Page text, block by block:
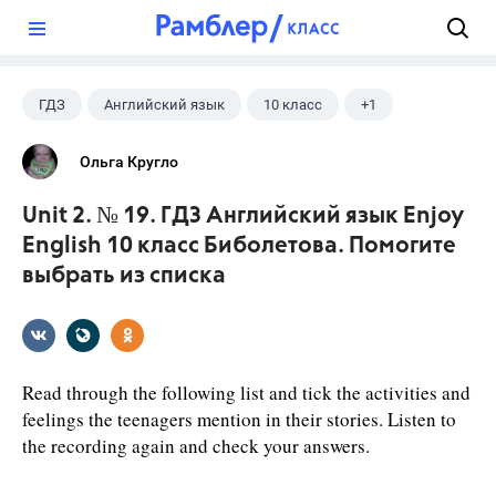
ГДЗ Английский язык 10 класс +1
Биболетова М. З.
Ольга Кругло
Unit 2. № 19. ГДЗ Английский язык Enjoy
English 10 класс Биболетова. Помогите
выбрать из списка
Read through the following list and tick the activities and
feelings the teenagers mention in their stories. Listen to
the recording again and check your answers.